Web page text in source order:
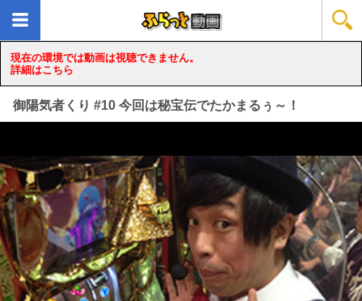
現在の環境では動画は視聴できません。
詳細はこちら
御陽気者くり #10 今回は秘宝伝でたかまるぅ～！
loading...